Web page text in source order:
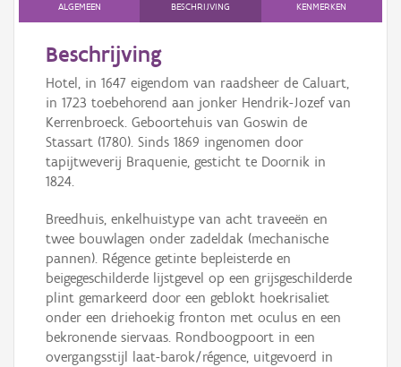
ALGEMEEN BESCHRIJVING KENMERKEN
Beschrijving
Hotel, in 1647 eigendom van raadsheer de Caluart,
in 1723 toebehorend aan jonker Hendrik-Jozef van
Kerrenbroeck. Geboortehuis van Goswin de
Stassart (1780). Sinds 1869 ingenomen door
tapijtweverij Braquenie, gesticht te Doornik in
1824.
Breedhuis, enkelhuistype van acht traveeën en
twee bouwlagen onder zadeldak (mechanische
pannen). Régence getinte bepleisterde en
beigegeschilderde lijstgevel op een grijsgeschilderde
plint gemarkeerd door een geblokt hoekrisaliet
onder een driehoekig fronton met oculus en een
bekronende siervaas. Rondboogpoort in een
overgangsstijl laat-barok/régence, uitgevoerd in